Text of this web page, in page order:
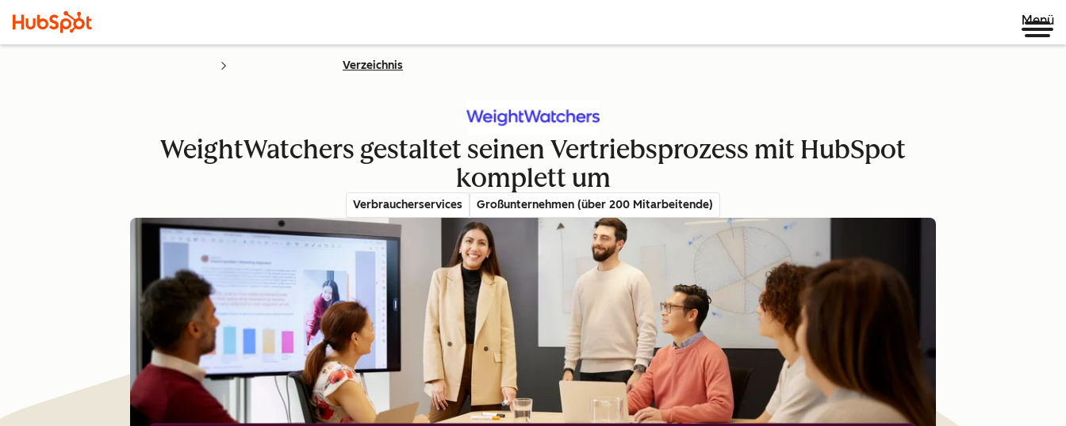
Menü
Verzeichnis
WeightWatchers gestaltet seinen Vertriebsprozess mit HubSpot
komplett um
Verbraucherservices Großunternehmen (über 200 Mitarbeitende)